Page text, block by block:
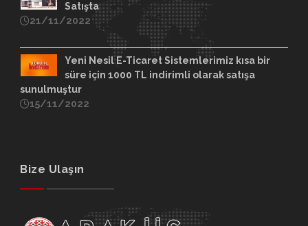
Satışta
21/11/2022
Yeni Nesil E-Ticaret Sistemlerimiz kısa bir
süre için 1000 TL indirimli olarak satışa
sunulmuştur
15/11/2022
Bize Ulaşın